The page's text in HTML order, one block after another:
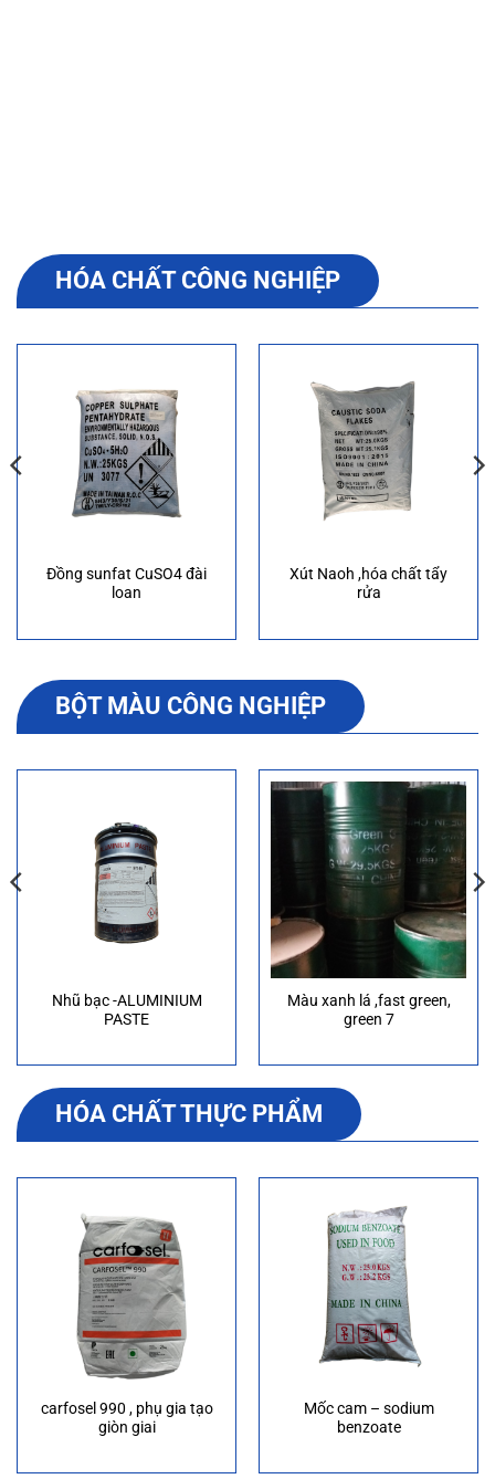
HÓA CHẤT CÔNG NGHIỆP
Đồng sunfat CuSO4 đài
loan
Xút Naoh ,hóa chất tẩy
rửa
BỘT MÀU CÔNG NGHIỆP
Nhũ bạc -ALUMINIUM
PASTE
Màu xanh lá ,fast green,
green 7
HÓA CHẤT THỰC PHẨM
carfosel 990 , phụ gia tạo
giòn giai
Mốc cam – sodium
benzoate